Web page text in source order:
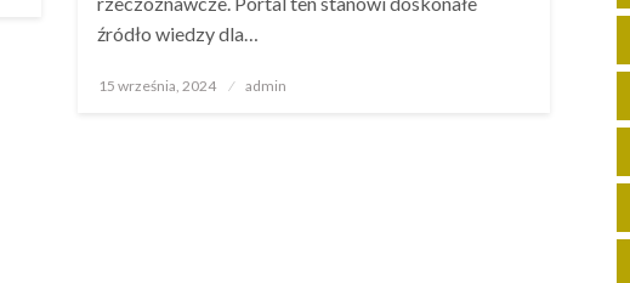
źródło wiedzy dla…
Opublikowane
15 września, 2024 admin